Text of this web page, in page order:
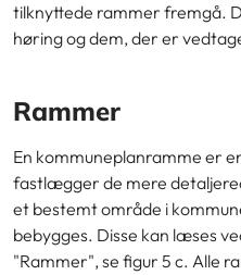
tilknyttede rammer fremgå.
høring og dem, der er
Rammer
En kommuneplanramme er
fastlægger de mere
et bestemt område i
bebygges. Disse kan læses
"Rammer", se figur 5 c. Alle